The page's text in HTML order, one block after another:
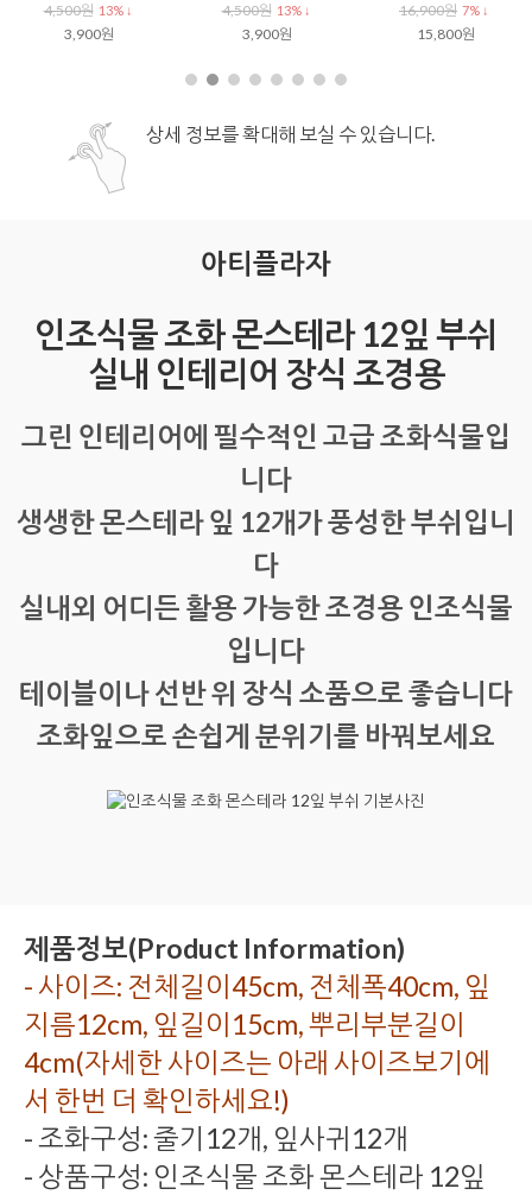
4,900원 8% ↓
4,500원
2,800원
5,000원 8% ↓
4,600원
상세 정보를 확대해 보실 수 있습니다.
아티플라자
인조식물 조화 몬스테라 12잎 부쉬
실내 인테리어 장식 조경용
그린 인테리어에 필수적인 고급 조화식물입
니다
생생한 몬스테라 잎 12개가 풍성한 부쉬입니
다
실내외 어디든 활용 가능한 조경용 인조식물
입니다
테이블이나 선반 위 장식 소품으로 좋습니다
조화잎으로 손쉽게 분위기를 바꿔보세요
제품정보(Product Information)
- 사이즈: 전체길이45cm, 전체폭40cm, 잎
지름12cm, 잎길이15cm, 뿌리부분길이
4cm(자세한 사이즈는 아래 사이즈보기에
서 한번 더 확인하세요!)
- 조화구성: 줄기12개, 잎사귀12개
- 상품구성: 인조식물 조화 몬스테라 12잎